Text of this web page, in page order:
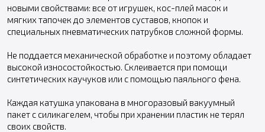
новыми свойствами: все от игрушек, кос-плей масок и
мягких тапочек до элементов суставов, кнопок и
специальных пневматических патрубков сложной формы.
Не поддается механической обработке и поэтому обладает
высокой износостойкостью. Склеивается при помощи
синтетических каучуков или с помощью паяльного фена.
Каждая катушка упакована в многоразовый вакуумный
пакет с силикагелем, чтобы при хранении пластик не терял
своих свойств.